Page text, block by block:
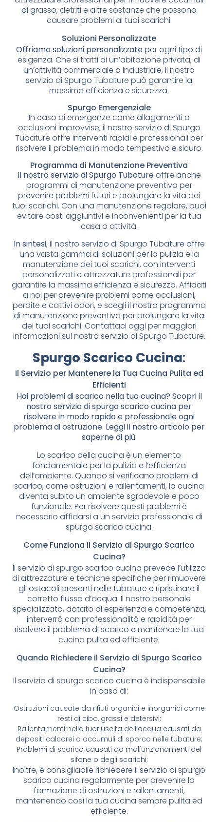
di grasso, detriti e altre sostanze che possono
causare problemi ai tuoi scarichi.
Soluzioni Personalizzate
Offriamo soluzioni personalizzateper ogni tipo di
esigenza. Che si tratti di un’abitazione privata, di
un’attività commerciale o industriale, il nostro
servizio di Spurgo Tubature può garantire la
massima efficienza e sicurezza.
Spurgo Emergenziale
In caso di emergenze come allagamenti o
occlusioni improvvise, il nostro servizio di Spurgo
Tubature offre interventi rapidi e professionali per
risolvere il problema in modo tempestivo e sicuro.
Programma di Manutenzione Preventiva
Il nostro servizio di Spurgo Tubatureoffre anche
programmi di manutenzione preventiva per
prevenire problemi futuri e prolungare la vita dei
tuoi scarichi. Con una manutenzione regolare, puoi
evitare costi aggiuntivi e inconvenienti per la tua
casa o attività.
In sintesi, il nostro servizio di Spurgo Tubature offre
una vasta gamma di soluzioni per la pulizia e la
manutenzione dei tuoi scarichi, con interventi
personalizzati e attrezzature professionali per
garantire la massima efficienza e sicurezza. Affidati
a noi per prevenire problemi come occlusioni,
perdite e cattivi odori, e scegli il nostro programma
di manutenzione preventiva per prolungare la vita
dei tuoi scarichi. Contattaci oggi per maggiori
informazioni sul nostro servizio di Spurgo Tubature.
Spurgo Scarico Cucina:
Il Servizio per Mantenere la Tua Cucina Pulita ed
Efficienti
Hai problemi di scarico nella tua cucina? Scopri il
nostro servizio di spurgo scarico cucina per
risolvere in modo rapido e professionale ogni
problema di ostruzione. Leggi il nostro articolo per
saperne di più.
Lo scarico della cucina è un elemento
fondamentale per la pulizia e l’efficienza
dell’ambiente. Quando si verificano problemi di
scarico, come ostruzioni e rallentamenti, la cucina
diventa subito un ambiente sgradevole e poco
funzionale. Per risolvere questi problemi è
necessario affidarsi a un servizio professionale di
spurgo scarico cucina.
Come Funziona il Servizio di Spurgo Scarico
Cucina?
Il servizio di spurgo scarico cucina prevede l’utilizzo
di attrezzature e tecniche specifiche per rimuovere
gli ostacoli presenti nelle tubature e ripristinare il
corretto flusso d’acqua. Il nostro personale
specializzato, dotato di esperienza e competenza,
interverrà con professionalità e rapidità per
risolvere il problema di scarico e mantenere la tua
cucina pulita ed efficiente.
Quando Richiedere il Servizio di Spurgo Scarico
Cucina?
Il servizio di spurgo scarico cucina è indispensabile
in caso di:
Ostruzioni causate da rifiuti organici e inorganici come
resti di cibo, grassi e detersivi;
Rallentamenti nella fuoriuscita dell’acqua causati da
depositi calcarei o accumuli di sporco nelle tubature;
Problemi di scarico causati da malfunzionamenti del
sifone o degli scarichi;
Inoltre, è consigliabile richiedere il servizio di spurgo
scarico cucina regolarmente per prevenire la
formazione di ostruzioni e rallentamenti,
mantenendo così la tua cucina sempre pulita ed
efficiente.